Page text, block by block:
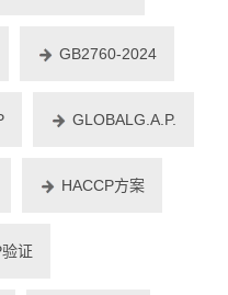
GB2760-2024
GLOBALG.A.P.
HACCP方案
证